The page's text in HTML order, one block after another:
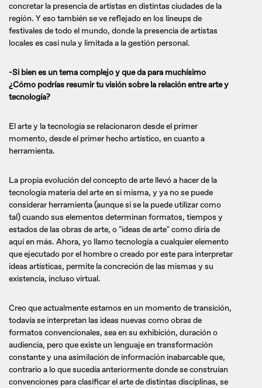
concretar la presencia de artistas en distintas ciudades de la
región. Y eso también se ve reflejado en los lineups de
festivales de todo el mundo, donde la presencia de artistas
locales es casi nula y limitada a la gestión personal.
-Si bien es un tema complejo y que da para muchísimo
¿Cómo podrías resumir tu visión sobre la relación entre arte y
tecnología?
El arte y la tecnología se relacionaron desde el primer
momento, desde el primer hecho artístico, en cuanto a
herramienta.
La propia evolución del concepto de arte llevó a hacer de la
tecnología materia del arte en si misma, y ya no se puede
considerar herramienta (aunque si se la puede utilizar como
tal) cuando sus elementos determinan formatos, tiempos y
estados de las obras de arte, o "ideas de arte" como diría de
aquí en más. Ahora, yo llamo tecnología a cualquier elemento
que ejecutado por el hombre o creado por este para interpretar
ideas artísticas, permite la concreción de las mismas y su
existencia, incluso virtual.
Creo que actualmente estamos en un momento de transición,
todavía se interpretan las ideas nuevas como obras de
formatos convencionales, sea en su exhibición, duración o
audiencia, pero que existe un lenguaje en transformación
constante y una asimilación de información inabarcable que,
contrario a lo que sucedía anteriormente donde se construían
convenciones para clasificar el arte de distintas disciplinas, se